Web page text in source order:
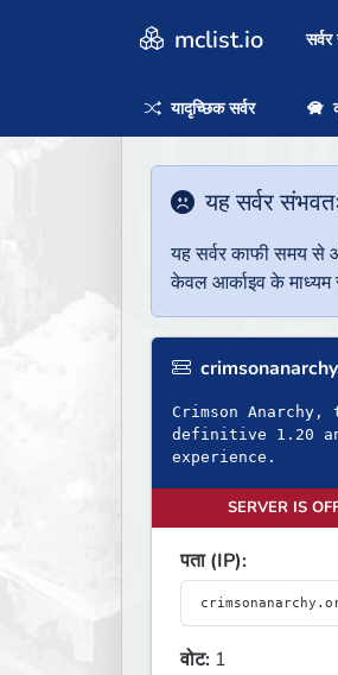
mclist.io
यादृच्छिक सर्वर
यह सर्वर
यह सर्वर काफी समय से
केवल आर्काइव के माध्यम
Crimson Anarchy,
definitive 1.20
experience.
SERVER IS
पता (IP):
वोट: 1